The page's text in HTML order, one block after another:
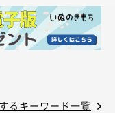
るキーワード一覧